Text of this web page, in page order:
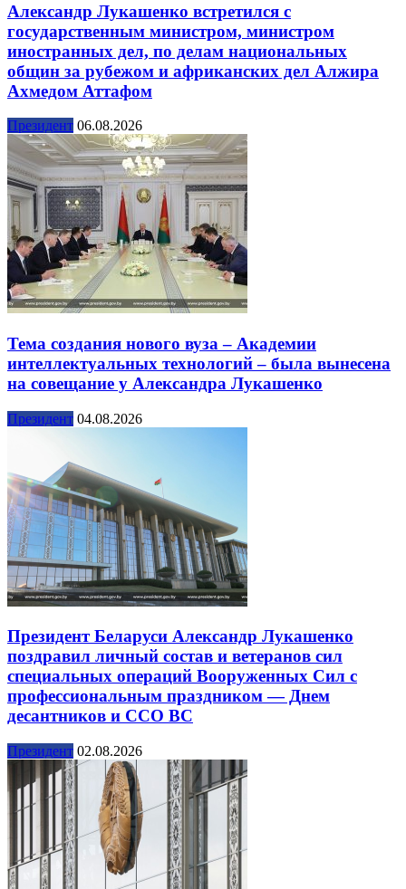
Александр Лукашенко встретился с
государственным министром, министром
иностранных дел, по делам национальных
общин за рубежом и африканских дел Алжира
Ахмедом Аттафом
Президент 06.08.2026
Тема создания нового вуза – Академии
интеллектуальных технологий – была вынесена
на совещание у Александра Лукашенко
Президент 04.08.2026
Президент Беларуси Александр Лукашенко
поздравил личный состав и ветеранов сил
специальных операций Вооруженных Сил с
профессиональным праздником — Днем
десантников и ССО ВС
Президент 02.08.2026